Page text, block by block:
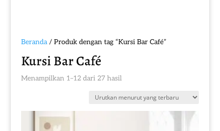
Beranda/ Produk dengan tag “Kursi Bar Café”
Kursi Bar Café
Menampilkan 1–12 dari 27 hasilDiurutkan
yang
terbaru